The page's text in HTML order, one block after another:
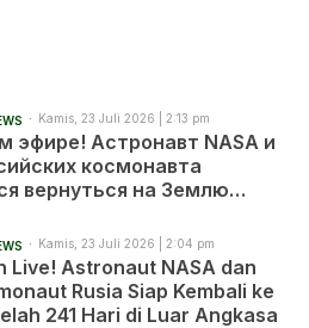
Kamis, 23 Juli 2026 | 2:13 pm
эфире! Астронавт NASA и
космонавта
вернуться на Землю
Kamis, 23 Juli 2026 | 2:04 pm
Live! Astronaut NASA dan
Rusia Siap Kembali ke
241 Hari di Luar Angkasa